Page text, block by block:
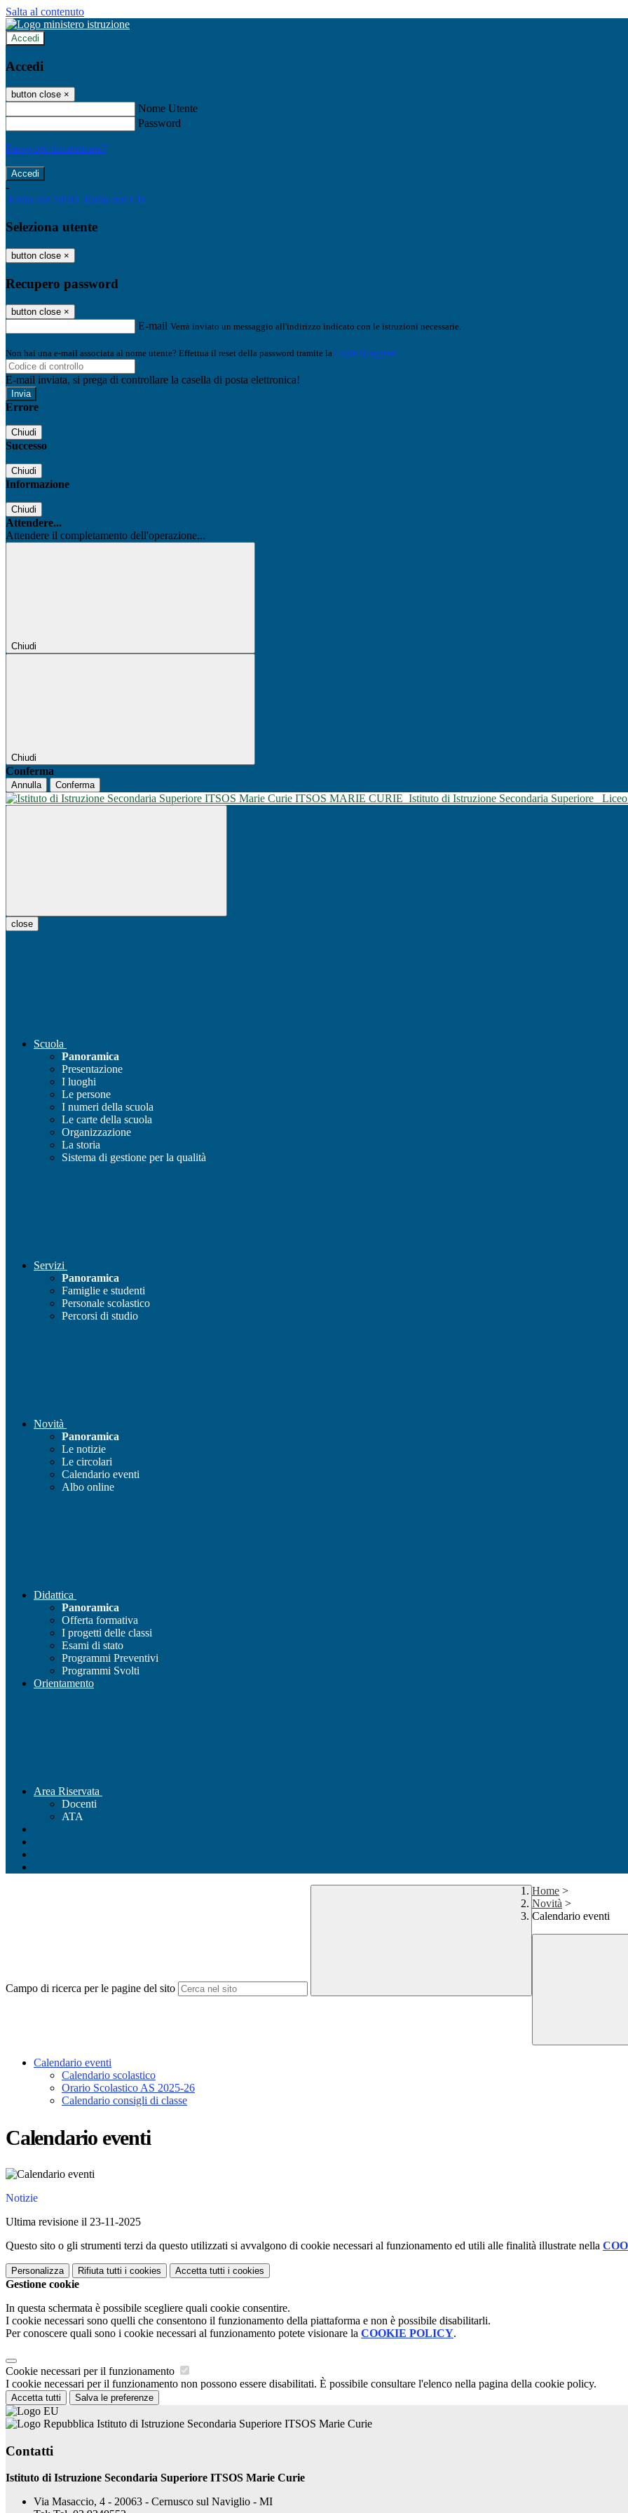
Salta al contenuto
Accedi
Accedi
button close ×
Nome Utente
Password
Password dimenticata?
-
Entra con SPID Entra con CIE
Seleziona utente
button close ×
Recupero password
button close ×
E-mail Verrà inviato un messaggio all'indirizzo indicato con le istruzioni necessarie.
Non hai una e-mail associata al nome utente? Effettua il reset della password tramite la Login Spaggiari
E-mail inviata, si prega di controllare la casella di posta elettronica!
Errore
Chiudi
Successo
Chiudi
Informazione
Chiudi
Attendere...
Attendere il completamento dell'operazione...
Chiudi
Chiudi
Conferma
Annulla Conferma
ITSOS MARIE CURIE Istituto di Istruzione Secondaria Superiore
close
Scuola
Panoramica
Presentazione
I luoghi
Le persone
I numeri della scuola
Le carte della scuola
Organizzazione
La storia
Sistema di gestione per la qualità
Servizi
Panoramica
Famiglie e studenti
Personale scolastico
Percorsi di studio
Novità
Panoramica
Le notizie
Le circolari
Calendario eventi
Albo online
Didattica
Panoramica
Offerta formativa
I progetti delle classi
Esami di stato
Programmi Preventivi
Programmi Svolti
Orientamento
Area Riservata
Docenti
ATA
Campo di ricerca per le pagine del sito
Home >
Novità >
Calendario eventi
Calendario eventi
Calendario scolastico
Orario Scolastico AS 2025-26
Calendario consigli di classe
Calendario eventi
Notizie
Ultima revisione il 23-11-2025
Questo sito o gli strumenti terzi da questo utilizzati si avvalgono di cookie necessari al funzionamento ed utili alle finalità illustrate nella
Personalizza Rifiuta tutti i cookies Accetta tutti i cookies
Gestione cookie
In questa schermata è possibile scegliere quali cookie consentire.
I cookie necessari sono quelli che consentono il funzionamento della piattaforma e non è possibile disabilitarli.
Per conoscere quali sono i cookie necessari al funzionamento potete visionare la COOKIE POLICY.
Cookie necessari per il funzionamento
I cookie necessari per il funzionamento non possono essere disabilitati. È possibile consultare l'elenco nella pagina della cookie policy.
Accetta tutti Salva le preferenze
Istituto di Istruzione Secondaria Superiore ITSOS Marie Curie
Contatti
Istituto di Istruzione Secondaria Superiore ITSOS Marie Curie
Via Masaccio, 4 - 20063 - Cernusco sul Naviglio - MI